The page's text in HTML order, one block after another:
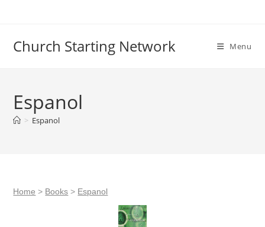
Church Starting Network Menu
Espanol
> Espanol
Home > Books > Espanol